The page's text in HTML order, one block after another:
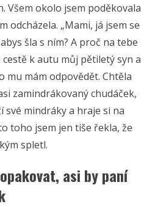
Všem okolo jsem poděkovala
odcházela. „Mami, já jsem se
šla s ním? A proč na tebe
cestě k autu můj pětiletý syn a
mu mám odpovědět. Chtěla
zamindrákovaný chudáček,
své mindráky a hraje si na
toho jsem jen tiše řekla, že
spletl.
asi by paní